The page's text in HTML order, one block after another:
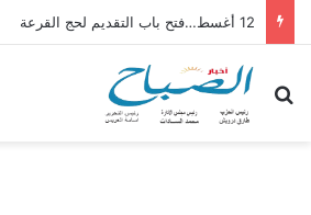
12 أغسط…فتح باب التقديم لحج القرعة
بحث عن